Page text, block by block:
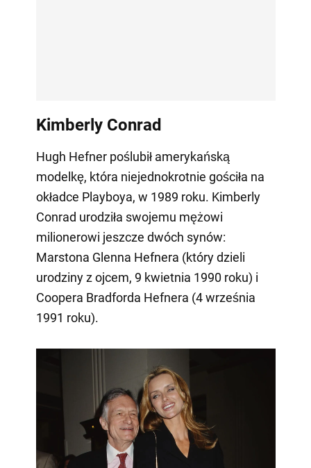
Kimberly Conrad
Hugh Hefner poślubił amerykańską
modelkę, która niejednokrotnie gościła na
okładce Playboya, w 1989 roku. Kimberly
Conrad urodziła swojemu mężowi
milionerowi jeszcze dwóch synów:
Marstona Glenna Hefnera (który dzieli
urodziny z ojcem, 9 kwietnia 1990 roku) i
Coopera Bradforda Hefnera (4 września
1991 roku).